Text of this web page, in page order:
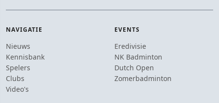
NAVIGATIE
Nieuws
Kennisbank
Spelers
Clubs
Video's
EVENTS
Eredivisie
NK Badminton
Dutch Open
Zomerbadminton